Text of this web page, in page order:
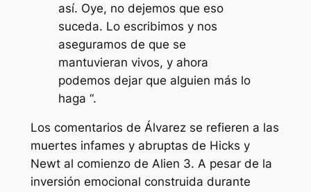
así. Oye, no dejemos que eso
suceda. Lo escribimos y nos
aseguramos de que se
mantuvieran vivos, y ahora
podemos dejar que alguien más lo
haga “.
Los comentarios de Álvarez se refieren a las
muertes infames y abruptas de Hicks y
Newt al comienzo de Alien 3. A pesar de la
inversión emocional construida durante